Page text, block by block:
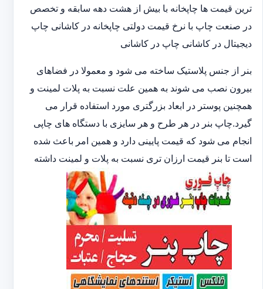
ترین قیمت ها چاپخانه با بیش از هشت دهه سابقه و تخصص
در صنعت چاپ با نرخ قیمت دولتی چاپخانه در کاشانی چاپ
دیجیتال در کاشانی چاپ در کاشانی
بنر از جنس پلاستیک ساخته می شود و معمولا در فضاهای
بیرون نصب می شوند به همین علت نسبت به پلات لمینت و
همچنین پوستر در ابعاد بزرگتری مورد استفاده قرار می
گیرد.چاپ بنر در هر طرح و هر سایزی با دستگاه های چاپی
انجام می شود که قیمت پایینی دارد و همین امر باعث شده
است تا بنر قیمت ارزان تری نسبت به پلات و لمینت داشته